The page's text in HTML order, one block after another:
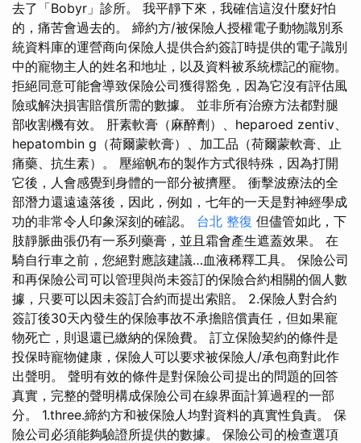
去了「Bobyr」診所。 我平靜下來，我確信這沒什麼好怕
的，痛苦會過去的。 締約方/被保險人授權電子動物識別系
統資料庫的運營商向保險人提供合約簽訂時提供的電子識別
中的寵物主人的姓名和地址，以及資料被系統標記的寵物。
拒絕同意可能會導致保險公司獲得豁免，因為它沒有評估風
險或解決損害賠償所需的數據。 並非所有治療方法都對腿
部收割機有效。 肝素軟膏（麻醉劑）、heparoed zentiv、
hepatombin g（荷爾蒙軟膏）、加工品（荷爾蒙軟膏、止
痛藥、抗生素）。 壓縮帆布的製作方式很特殊，因為打開
它後，人會感覺到身體的一部分被擠壓。 衝擊波療法的全
部潛力還遠遠落後，因此，例如，七年的一天是對神經學成
功的非常令人印象深刻的確認。 台北 整復 但儘管如此，下
肢靜脈曲張仍有一系列藥膏，並且霜會產生遮蓋效果。 在
騎自行車之前，您絕對應該建議…血液稀釋工具。 保險公司
和再保險公司可以管理與尚未簽訂的保險合約相關的個人數
據，只要可以因未簽訂合約而提出索賠。 2.保險人對合約
簽訂後30天內發生的保險事故不承擔賠償責任，但如果寵
物死亡，則退還已繳納的保險費。 訂立保險契約的條件是
投保時寵物健康，保險人可以要求被保險人/承包商對此作
出聲明。 聲明有效的條件是對保險公司提出的問題的回答
真實，完整的聲明構成保險公司在線界面計算過程的一部
分。 1.three.締約方和被保險人均對資料的真實性負責。 保
險公司必須能夠驗證所提供的數據。 保險公司的檢查選項